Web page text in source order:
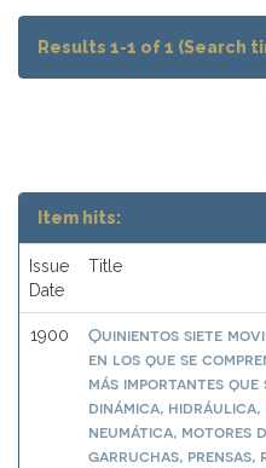
Results 1-1 of 1 (Search
Item hits:
Issue
Date
Title
1900
Quinientos siete
en los que se
más importantes que
dinámica,
neumática, motores
garruchas, prensas,